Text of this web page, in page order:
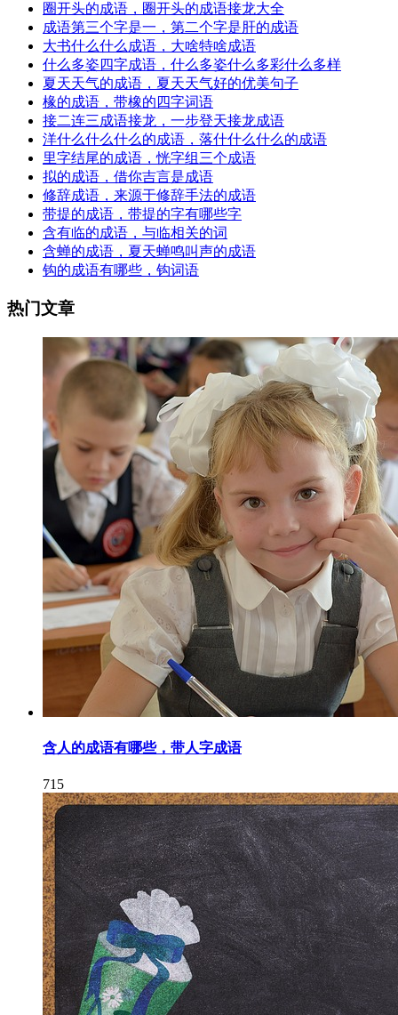
圈开头的成语，圈开头的成语接龙大全
成语第三个字是一，第二个字是肝的成语
大书什么什么成语，大啥特啥成语
什么多姿四字成语，什么多姿什么多彩什么多样
夏天天气的成语，夏天天气好的优美句子
椽的成语，带橡的四字词语
接二连三成语接龙，一步登天接龙成语
洋什么什么什么的成语，落什什么什么的成语
里字结尾的成语，恍字组三个成语
拟的成语，借你吉言是成语
修辞成语，来源于修辞手法的成语
带提的成语，带提的字有哪些字
含有临的成语，与临相关的词
含蝉的成语，夏天蝉鸣叫声的成语
钩的成语有哪些，钩词语
热门文章
含人的成语有哪些，带人字成语
715